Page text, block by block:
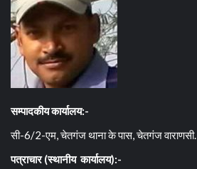
सम्पादकीय कार्यालय:-
सी-6/2-एम, चेतगंज थाना के पास, चेतगंज वाराणसी.
पत्राचार (स्थानीय कार्यालय):-